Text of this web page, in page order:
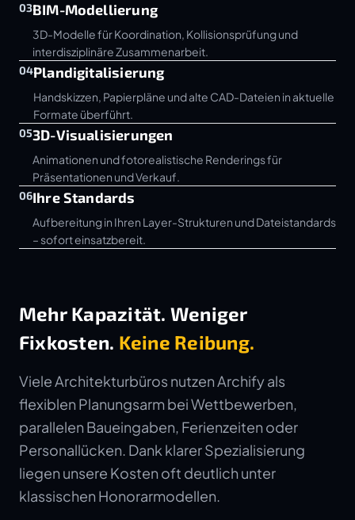
03BIM-Modellierung
3D-Modelle für Koordination, Kollisionsprüfung und
interdisziplinäre Zusammenarbeit.
04Plandigitalisierung
Handskizzen, Papierpläne und alte CAD-Dateien in aktuelle
Formate überführt.
053D-Visualisierungen
Animationen und fotorealistische Renderings für
Präsentationen und Verkauf.
06Ihre Standards
Aufbereitung in Ihren Layer-Strukturen und Dateistandards
– sofort einsatzbereit.
Mehr Kapazität. Weniger
Fixkosten. Keine Reibung.
Viele Architekturbüros nutzen Archify als
flexiblen Planungsarm bei Wettbewerben,
parallelen Baueingaben, Ferienzeiten oder
Personallücken. Dank klarer Spezialisierung
liegen unsere Kosten oft deutlich unter
klassischen Honorarmodellen.